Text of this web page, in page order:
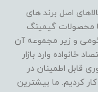
اصل برند های
محصولات گیمینگ
و زیر مجموعه آن
خانواده وارد بازار
قابل اطمینان در
در سال 1402 شروع به کار کردیم. ما بیشترین